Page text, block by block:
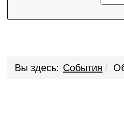
Вы здесь: События